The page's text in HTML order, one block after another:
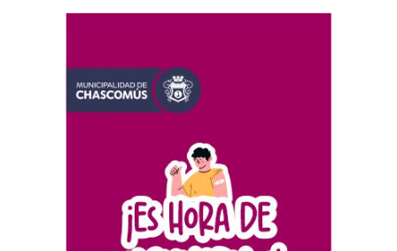
Tradición
CULTURA
fue recibido por Javier
Gastón tras su
convocatoria a la Selección
Argentina Juvenil de
Natación
DEPORTES 04/08/2026